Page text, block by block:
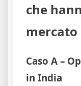
che
Caso A –
in India